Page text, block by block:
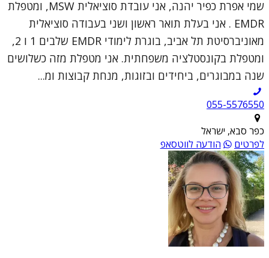
שמי אפרת כפיר יהנה, אני עובדת סוציאלית MSW, ומטפלת
EMDR . אני בעלת תואר ראשון ושני בעבודה סוציאלית
מאוניברסיטת תל אביב, בוגרת לימודי EMDR שלבים 1 ו 2,
ומטפלת בקונסטלציה משפחתית. אני מטפלת מזה כשלושים
שנה במבוגרים, ביחידים ובזוגות, מנחת קבוצות ומ...
055-5576550
כפר סבא, ישראל
לפרטים
הודעה לווטסאפ